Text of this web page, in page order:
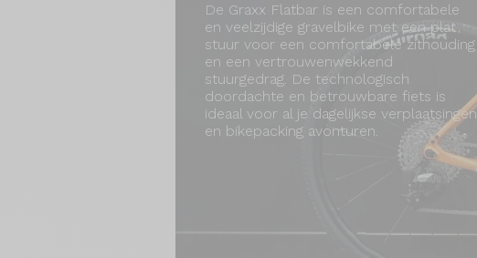
De Graxx Flatbar is een comfortabele
en veelzijdige gravelbike met een plat
stuur voor een comfortabele zithouding
en een vertrouwenwekkend
stuurgedrag. De technologisch
doordachte en betrouwbare fiets is
ideaal voor al je dagelijkse verplaatsingen
en bikepacking avonturen.